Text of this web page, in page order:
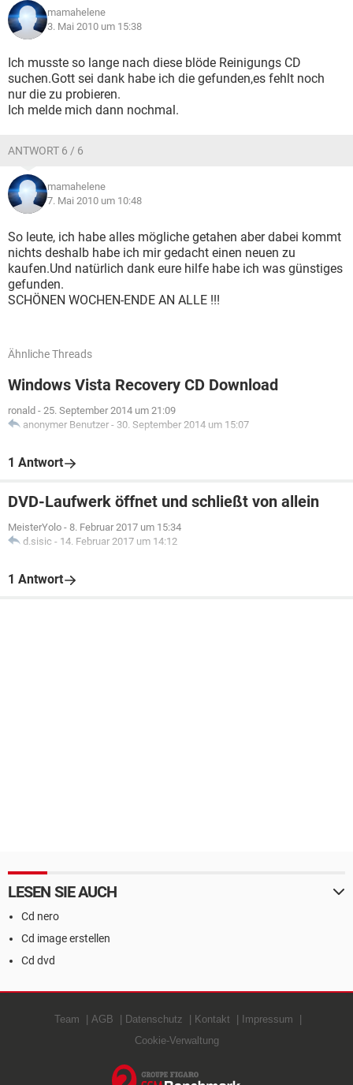
mamahelene
3. Mai 2010 um 15:38
Ich musste so lange nach diese blöde Reinigungs CD
suchen.Gott sei dank habe ich die gefunden,es fehlt noch
nur die zu probieren.
Ich melde mich dann nochmal.
ANTWORT 6 / 6
mamahelene
7. Mai 2010 um 10:48
So leute, ich habe alles mögliche getahen aber dabei kommt
nichts deshalb habe ich mir gedacht einen neuen zu
kaufen.Und natürlich dank eure hilfe habe ich was günstiges
gefunden.
SCHÖNEN WOCHEN-ENDE AN ALLE !!!
Ähnliche Threads
Windows Vista Recovery CD Download
ronald - 25. September 2014 um 21:09
anonymer Benutzer - 30. September 2014 um 15:07
1 Antwort
DVD-Laufwerk öffnet und schließt von allein
MeisterYolo - 8. Februar 2017 um 15:34
d.sisic - 14. Februar 2017 um 14:12
1 Antwort
LESEN SIE AUCH
Cd nero
Cd image erstellen
Cd dvd
Team AGB Datenschutz Kontakt
Impressum
Cookie-Verwaltung